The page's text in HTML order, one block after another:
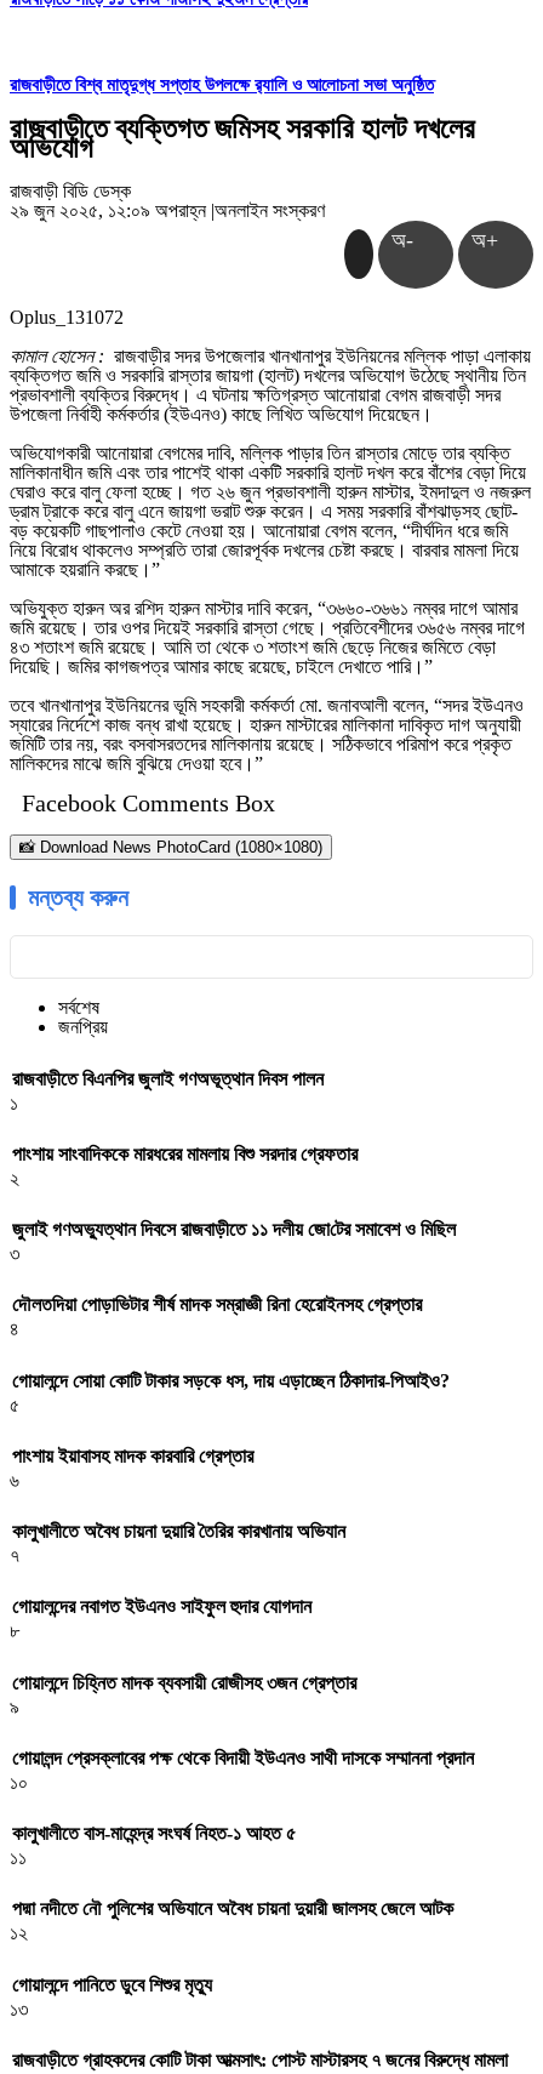
রাজবাড়ীতে বিশ্ব মাতৃদুগ্ধ সপ্তাহ উপলক্ষে র‌্যালি ও আলোচনা সভা অনুষ্ঠিত
রাজবাড়ীতে ব্যক্তিগত জমিসহ সরকারি হালট দখলের
অভিযোগ
রাজবাড়ী বিডি ডেস্ক
২৯ জুন ২০২৫, ১২:০৯ অপরাহ্ন |অনলাইন সংস্করণ
অ- অ+
Oplus_131072
কামাল হোসেন : রাজবাড়ীর সদর উপজেলার খানখানাপুর ইউনিয়নের মল্লিক পাড়া এলাকায়
ব্যক্তিগত জমি ও সরকারি রাস্তার জায়গা (হালট) দখলের অভিযোগ উঠেছে স্থানীয় তিন
প্রভাবশালী ব্যক্তির বিরুদ্ধে। এ ঘটনায় ক্ষতিগ্রস্ত আনোয়ারা বেগম রাজবাড়ী সদর
উপজেলা নির্বাহী কর্মকর্তার (ইউএনও) কাছে লিখিত অভিযোগ দিয়েছেন।
অভিযোগকারী আনোয়ারা বেগমের দাবি, মল্লিক পাড়ার তিন রাস্তার মোড়ে তার ব্যক্তি
মালিকানাধীন জমি এবং তার পাশেই থাকা একটি সরকারি হালট দখল করে বাঁশের বেড়া দিয়ে
ঘেরাও করে বালু ফেলা হচ্ছে। গত ২৬ জুন প্রভাবশালী হারুন মাস্টার, ইমদাদুল ও নজরুল
ড্রাম ট্রাকে করে বালু এনে জায়গা ভরাট শুরু করেন। এ সময় সরকারি বাঁশঝাড়সহ ছোট-
বড় কয়েকটি গাছপালাও কেটে নেওয়া হয়। আনোয়ারা বেগম বলেন, “দীর্ঘদিন ধরে জমি
নিয়ে বিরোধ থাকলেও সম্প্রতি তারা জোরপূর্বক দখলের চেষ্টা করছে। বারবার মামলা দিয়ে
আমাকে হয়রানি করছে।”
অভিযুক্ত হারুন অর রশিদ হারুন মাস্টার দাবি করেন, “৩৬৬০-৩৬৬১ নম্বর দাগে আমার
জমি রয়েছে। তার ওপর দিয়েই সরকারি রাস্তা গেছে। প্রতিবেশীদের ৩৬৫৬ নম্বর দাগে
৪৩ শতাংশ জমি রয়েছে। আমি তা থেকে ৩ শতাংশ জমি ছেড়ে নিজের জমিতে বেড়া
দিয়েছি। জমির কাগজপত্র আমার কাছে রয়েছে, চাইলে দেখাতে পারি।”
তবে খানখানাপুর ইউনিয়নের ভূমি সহকারী কর্মকর্তা মো. জনাবআলী বলেন, “সদর ইউএনও
স্যারের নির্দেশে কাজ বন্ধ রাখা হয়েছে। হারুন মাস্টারের মালিকানা দাবিকৃত দাগ অনুযায়ী
জমিটি তার নয়, বরং বসবাসরতদের মালিকানায় রয়েছে। সঠিকভাবে পরিমাপ করে প্রকৃত
মালিকদের মাঝে জমি বুঝিয়ে দেওয়া হবে।”
Facebook Comments Box
📸 Download News PhotoCard (1080×1080)
মন্তব্য করুন
সর্বশেষ
জনপ্রিয়
রাজবাড়ীতে বিএন‌পির জুলাই গণঅভূত্থান দিবস পালন
১
পাংশায় সাংবাদিককে মারধরের মামলায় বিশু সরদার গ্রেফতার
২
জুলাই গণঅভ্যুত্থান দিবসে রাজবাড়ীতে ১১ দলীয় জো‌টের সমাবেশ ও মি‌ছিল
৩
দৌলতদিয়া পোড়াভিটার শীর্ষ মাদক সম্রাজ্ঞী রিনা হেরোইনসহ গ্রেপ্তার
৪
গোয়ালন্দে সোয়া কোটি টাকার সড়কে ধস, দায় এড়াচ্ছেন ঠিকাদার-পিআইও?
৫
পাংশায় ইয়াবাসহ মাদক কারবারি গ্রেপ্তার
৬
কালুখালীতে অবৈধ চায়না দুয়ারি তৈরির কারখানায় অভিযান
৭
গোয়ালন্দের নবাগত ইউএনও সাইফুল হুদার যোগদান
৮
গোয়ালন্দে চিহ্নিত মাদক ব্যবসায়ী রোজীসহ ৩জন গ্রেপ্তার
৯
গোয়ালন্দ প্রেসক্লাবের পক্ষ থেকে বিদায়ী ইউএনও সাথী দাসকে সম্মাননা প্রদান
১০
কালুখালীতে বাস-মাহেন্দ্র সংঘর্ষ নিহত-১ আহত ৫
১১
পদ্মা নদীতে নৌ পুলিশের অভিযানে অবৈধ চায়না দুয়ারী জালসহ জেলে আটক
১২
গোয়ালন্দে পানিতে ডুবে শিশুর মৃত্যু
১৩
রাজবাড়ীতে গ্রাহকদের কোটি টাকা আত্মসাৎ: পোস্ট মাস্টারসহ ৭ জনের বিরুদ্ধে মামলা